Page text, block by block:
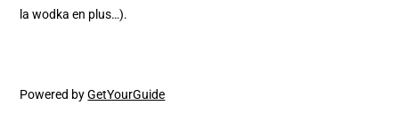
la wodka en plus…).
Powered byGetYourGuide